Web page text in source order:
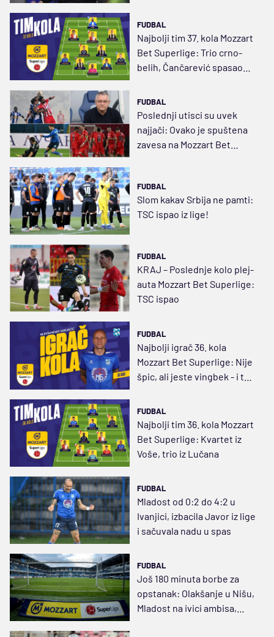
FUDBAL
Najbolji tim 37. kola Mozzart
Bet Superlige: Trio crno-
belih, Čančarević spasao
FUDBAL
Poslednji utisci su uvek
najjači: Ovako je spuštena
zavesa na Mozzart Bet
FUDBAL
Slom kakav Srbija ne pamti:
TSC ispao iz lige!
FUDBAL
KRAJ – Poslednje kolo plej-
auta Mozzart Bet Superlige:
TSC ispao
FUDBAL
Najbolji igrač 36. kola
Mozzart Bet Superlige: Nije
špic, ali jeste vingbek - i to, i
FUDBAL
Najbolji tim 36. kola Mozzart
Bet Superlige: Kvartet iz
Voše, trio iz Lučana
FUDBAL
Mladost od 0:2 do 4:2 u
Ivanjici, izbacila Javor iz lige
i sačuvala nadu u spas
FUDBAL
Još 180 minuta borbe za
opstanak: Olakšanje u Nišu,
Mladost na ivici ambisa,